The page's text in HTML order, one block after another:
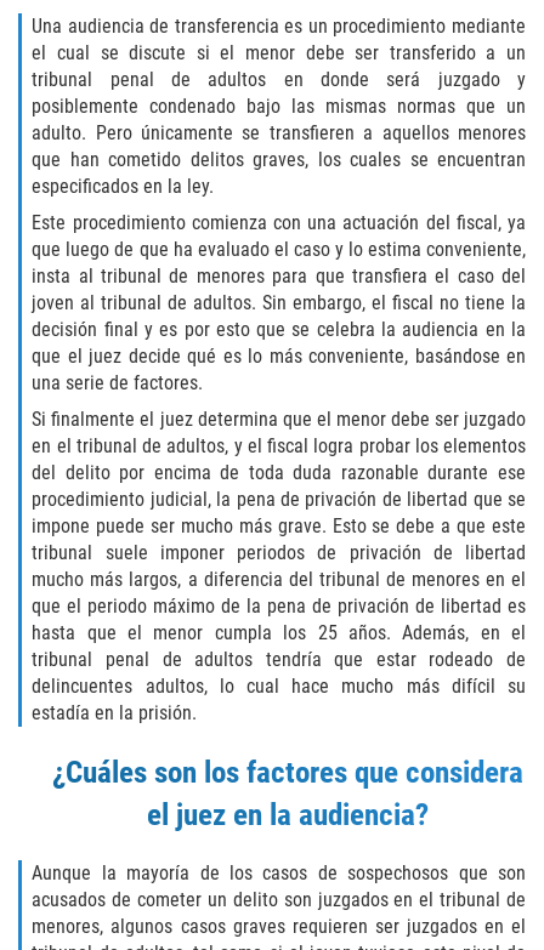
Libertad Condicional Bajo Palabra
Sello de Registros de Arresto
Violación de la Libertad Condicional
Chocar y Huir
Delitos De Armas
Aumento de Pena por Armas de
Fuego
Armas Prohibidas
Descarga Negligente de un Arma de
Fuego
Portar un Arma Oculta
Portar un Arma de Fuego Cargada en
Público
Delitos De Drogas
Juicio PC 1000
Leyes sobre Marihuana en California
Posesión de Marihuana
Posesión de Marihuana para la Venta
Una audiencia de transferencia es un procedimiento mediante
el cual se discute si el menor debe ser transferido a un
tribunal penal de adultos en donde será juzgado y
posiblemente condenado bajo las mismas normas que un
adulto. Pero únicamente se transfieren a aquellos menores
que han cometido delitos graves, los cuales se encuentran
especificados en la ley.
Este procedimiento comienza con una actuación del fiscal, ya
que luego de que ha evaluado el caso y lo estima conveniente,
insta al tribunal de menores para que transfiera el caso del
joven al tribunal de adultos. Sin embargo, el fiscal no tiene la
decisión final y es por esto que se celebra la audiencia en la
que el juez decide qué es lo más conveniente, basándose en
una serie de factores.
Si finalmente el juez determina que el menor debe ser juzgado
en el tribunal de adultos, y el fiscal logra probar los elementos
del delito por encima de toda duda razonable durante ese
procedimiento judicial, la pena de privación de libertad que se
impone puede ser mucho más grave. Esto se debe a que este
tribunal suele imponer periodos de privación de libertad
mucho más largos, a diferencia del tribunal de menores en el
que el periodo máximo de la pena de privación de libertad es
hasta que el menor cumpla los 25 años. Además, en el
tribunal penal de adultos tendría que estar rodeado de
delincuentes adultos, lo cual hace mucho más difícil su
estadía en la prisión.
¿Cuáles son los factores que considera
el juez en la audiencia?
Aunque la mayoría de los casos de sospechosos que son
acusados de cometer un delito son juzgados en el tribunal de
menores, algunos casos graves requieren ser juzgados en el